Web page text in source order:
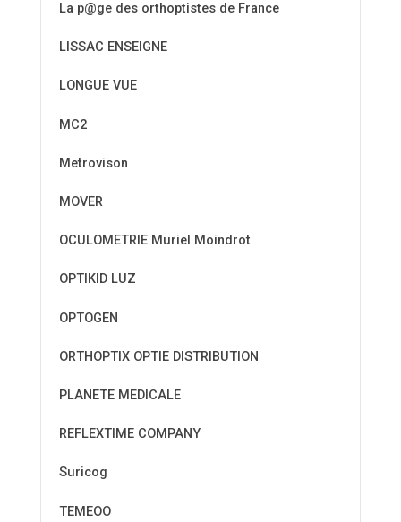
La p@ge des orthoptistes de France
LISSAC ENSEIGNE
LONGUE VUE
MC2
Metrovison
MOVER
OCULOMETRIE Muriel Moindrot
OPTIKID LUZ
OPTOGEN
ORTHOPTIX OPTIE DISTRIBUTION
PLANETE MEDICALE
REFLEXTIME COMPANY
Suricog
TEMEOO